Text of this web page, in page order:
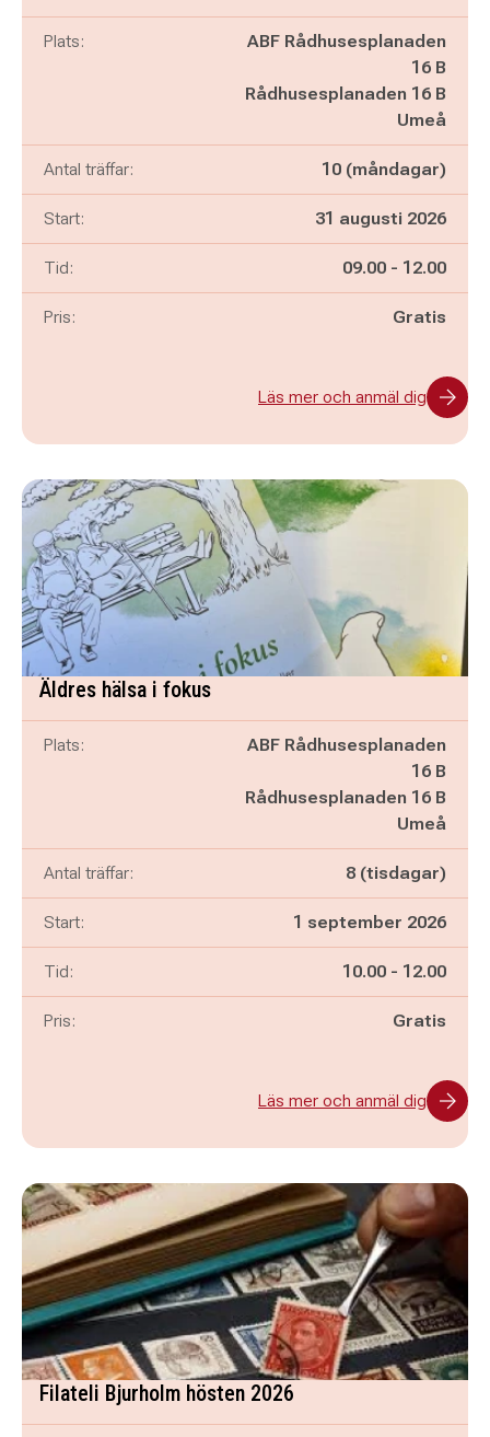
Plats:
ABF Rådhusesplanaden
16 B
Rådhusesplanaden 16 B
Umeå
Antal träffar: 10 (måndagar)
Start: 31 augusti 2026
Tid: Pågår mellan
09.00 - och
12.00
Pris: Gratis
Läs mer och anmäl dig
Äldres hälsa i fokus
Plats:
ABF Rådhusesplanaden
16 B
Rådhusesplanaden 16 B
Umeå
Antal träffar: 8 (tisdagar)
Start: 1 september 2026
Tid: Pågår mellan
10.00 - och
12.00
Pris: Gratis
Läs mer och anmäl dig
Filateli Bjurholm hösten 2026